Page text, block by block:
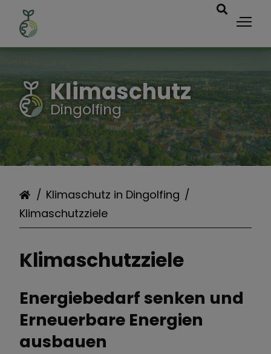
Klimaschutz in
Dingolfing
Projekte
Förderungen
Energie & Beratung
Veranstaltungen
Klimaschutz
Dingolfing
Klimaschutz in Dingolfing
Klimaschutzziele
Klimaschutzziele
Energiebedarf senken und
Erneuerbare Energien
ausbauen